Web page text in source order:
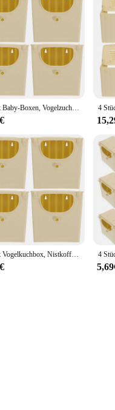
4 Stück Baby-Boxen, Vogelzucht, Bruthaus, Vögel, zum Aufhängen, Nesting-Etui, Kunststoff-Hütte für Reisen
4 Stück Vogelkuchbox, Nistkoffer, Babykartons, Vögel, Kunststoff, Haus, Hütte, Inkubation für Reisen